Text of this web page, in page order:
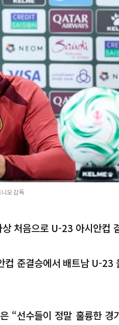
오 감독
처음으로 U-23 아시안컵
준결승에서 배트남 U-23
“선수들이 정말 훌륭한 경